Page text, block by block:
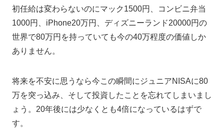
初任給は変わらないのにマック1500円、コンビニ弁当
1000円、iPhone20万円、ディズニーランド20000円の
世界で80万円を持っていても今の40万程度の価値しか
ありません。
将来を不安に思うなら今この瞬間にジュニアNISAに80
万を突っ込み、そして投資したことを忘れてしまいまし
ょう。20年後には少なくとも4倍になっているはずで
す。